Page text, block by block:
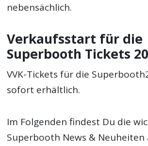
nebensächlich.
Verkaufsstart für die
Superbooth Tickets
VVK-Tickets für die
sofort erhältlich.
Im Folgenden findest Du die
Superbooth News & Neuheiten